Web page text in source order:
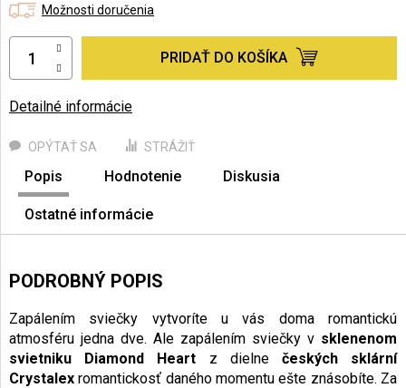
Možnosti doručenia
PRIDAŤ DO KOŠÍKA
Detailné informácie
OPÝTAŤ SA STRÁŽIŤ
Popis Hodnotenie Diskusia
Ostatné informácie
PODROBNÝ POPIS
Zapálením sviečky vytvoríte u vás doma romantickú
atmosféru jedna dve. Ale zapálením sviečky v sklenenom
svietniku Diamond Heart z dielne českých sklární
Crystalex romantickosť daného momentu ešte znásobíte. Za